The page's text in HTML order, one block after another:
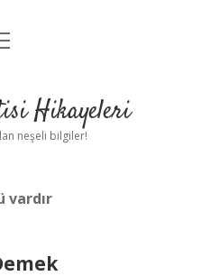
Hikayeleri
neşeli bilgiler!
vardır